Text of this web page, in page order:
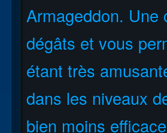
Armageddon. Une
dégâts et vous
étant très
dans les niveaux
bien moins